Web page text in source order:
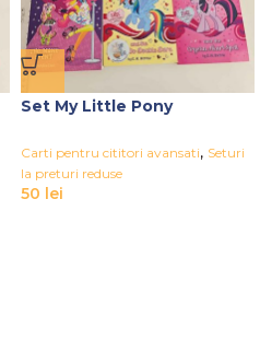
Set My Little Pony
Carti pentru cititori avansati, Seturi
la preturi reduse
50 lei